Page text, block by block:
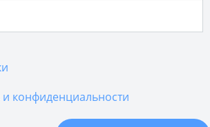
конфиденциальности